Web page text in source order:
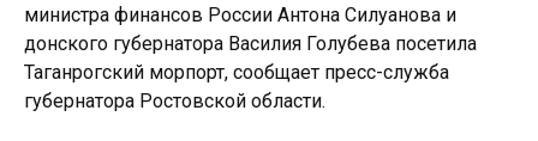
министра финансов России Антона Силуанова и
донского губернатора Василия Голубева посетила
Таганрогский морпорт, сообщает пресс-служба
губернатора Ростовской области.